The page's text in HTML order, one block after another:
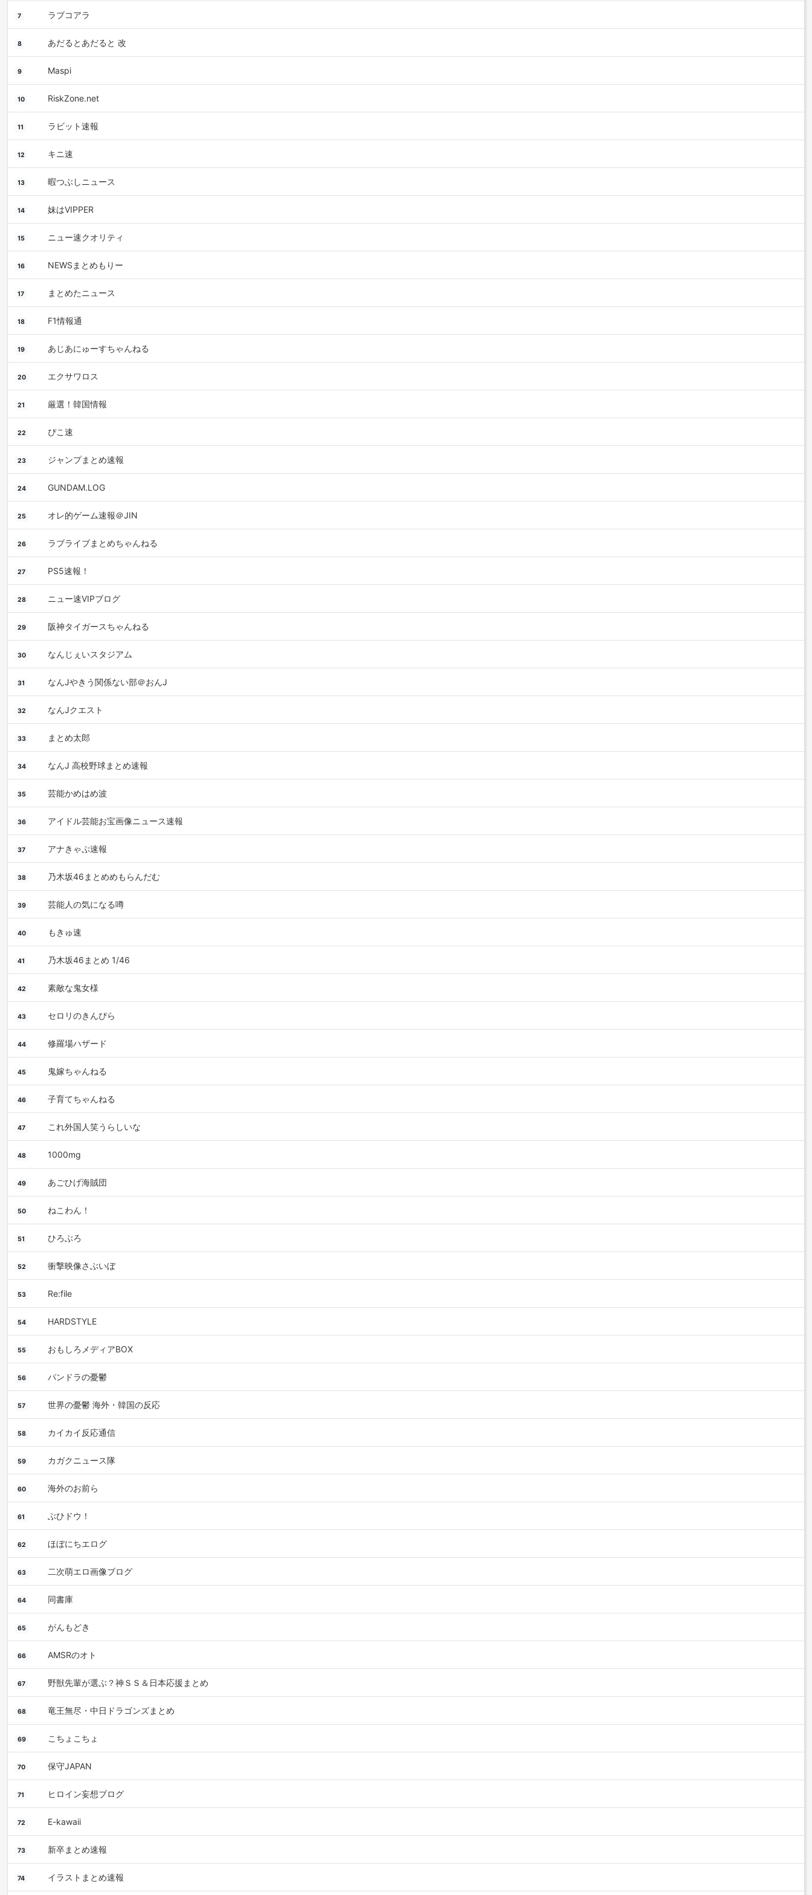
7 ラブコアラ
8 あだるとあだると 改
9 Maspi
10 RiskZone.net
11 ラビット速報
12 キニ速
13 暇つぶしニュース
14 妹はVIPPER
15 ニュー速クオリティ
16 NEWSまとめもりー
17 まとめたニュース
18 F1情報通
19 あじあにゅーすちゃんねる
20 エクサワロス
21 厳選！韓国情報
22 ぴこ速
23 ジャンプまとめ速報
24 GUNDAM.LOG
25 オレ的ゲーム速報＠JIN
26 ラブライブまとめちゃんねる
27 PS5速報！
28 ニュー速VIPブログ
29 阪神タイガースちゃんねる
30 なんじぇいスタジアム
31 なんJやきう関係ない部＠おんJ
32 なんJクエスト
33 まとめ太郎
34 なんJ 高校野球まとめ速報
35 芸能かめはめ波
36 アイドル芸能お宝画像ニュース速報
37 アナきゃぷ速報
38 乃木坂46まとめめもらんだむ
39 芸能人の気になる噂
40 もきゅ速
41 乃木坂46まとめ 1/46
42 素敵な鬼女様
43 セロリのきんぴら
44 修羅場ハザード
45 鬼嫁ちゃんねる
46 子育てちゃんねる
47 これ外国人笑うらしいな
48 1000mg
49 あごひげ海賊団
50 ねこわん！
51 ひろぶろ
52 衝撃映像さぶいぼ
53 Re:file
54 HARDSTYLE
55 おもしろメディアBOX
56 パンドラの憂鬱
57 世界の憂鬱 海外・韓国の反応
58 カイカイ反応通信
59 カガクニュース隊
60 海外のお前ら
61 ぶひドウ！
62 ほぼにちエログ
63 二次萌エロ画像ブログ
64 同書庫
65 がんもどき
66 AMSRのオト
67 野獣先輩が選ぶ？神ＳＳ＆日本応援まとめ
68 竜王無尽・中日ドラゴンズまとめ
69 こちょこちょ
70 保守JAPAN
71 ヒロイン妄想ブログ
72 E-kawaii
73 新卒まとめ速報
74 イラストまとめ速報